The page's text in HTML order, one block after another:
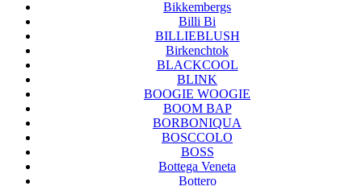
Bikkembergs
Billi Bi
BILLIEBLUSH
Birkenchtok
BLACKCOOL
BLINK
BOOGIE WOOGIE
BOOM BAP
BORBONIQUA
BOSCCOLO
BOSS
Bottega Veneta
Bottero